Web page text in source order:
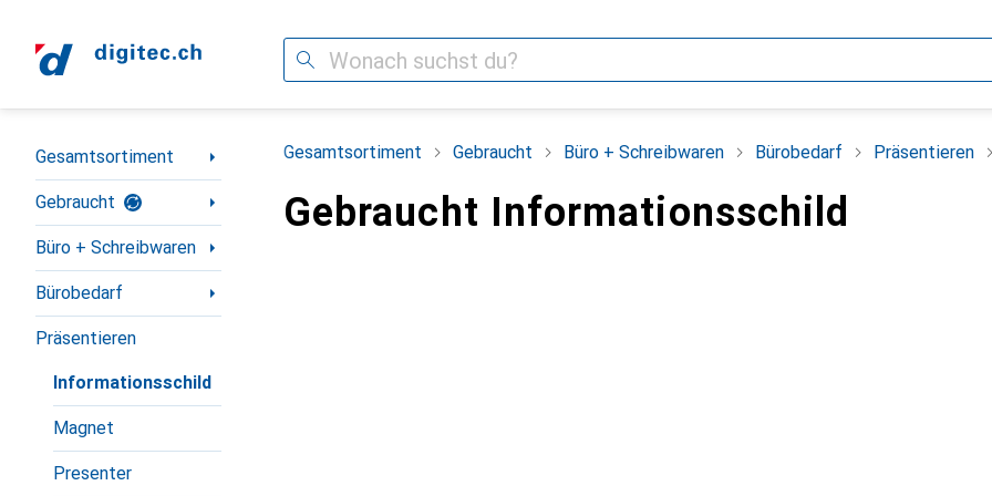
Suche
Navigation nach Kategorien
Gesamtsortiment
Gebraucht
Büro + Schreibwaren
Bürobedarf
Präsentieren
Informationsschild
Magnet
Presenter
Gesamtsortiment Gebraucht Büro + Schreibwaren Bürobedarf Präsentieren
Gebraucht Informationsschild